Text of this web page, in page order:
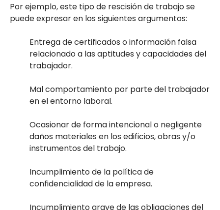
Por ejemplo, este tipo de rescisión de trabajo se
puede expresar en los siguientes argumentos:
Entrega de certificados o información falsa
relacionado a las aptitudes y capacidades del
trabajador.
Mal comportamiento por parte del trabajador
en el entorno laboral.
Ocasionar de forma intencional o negligente
daños materiales en los edificios, obras y/o
instrumentos del trabajo.
Incumplimiento de la política de
confidencialidad de la empresa.
Incumplimiento grave de las obligaciones del